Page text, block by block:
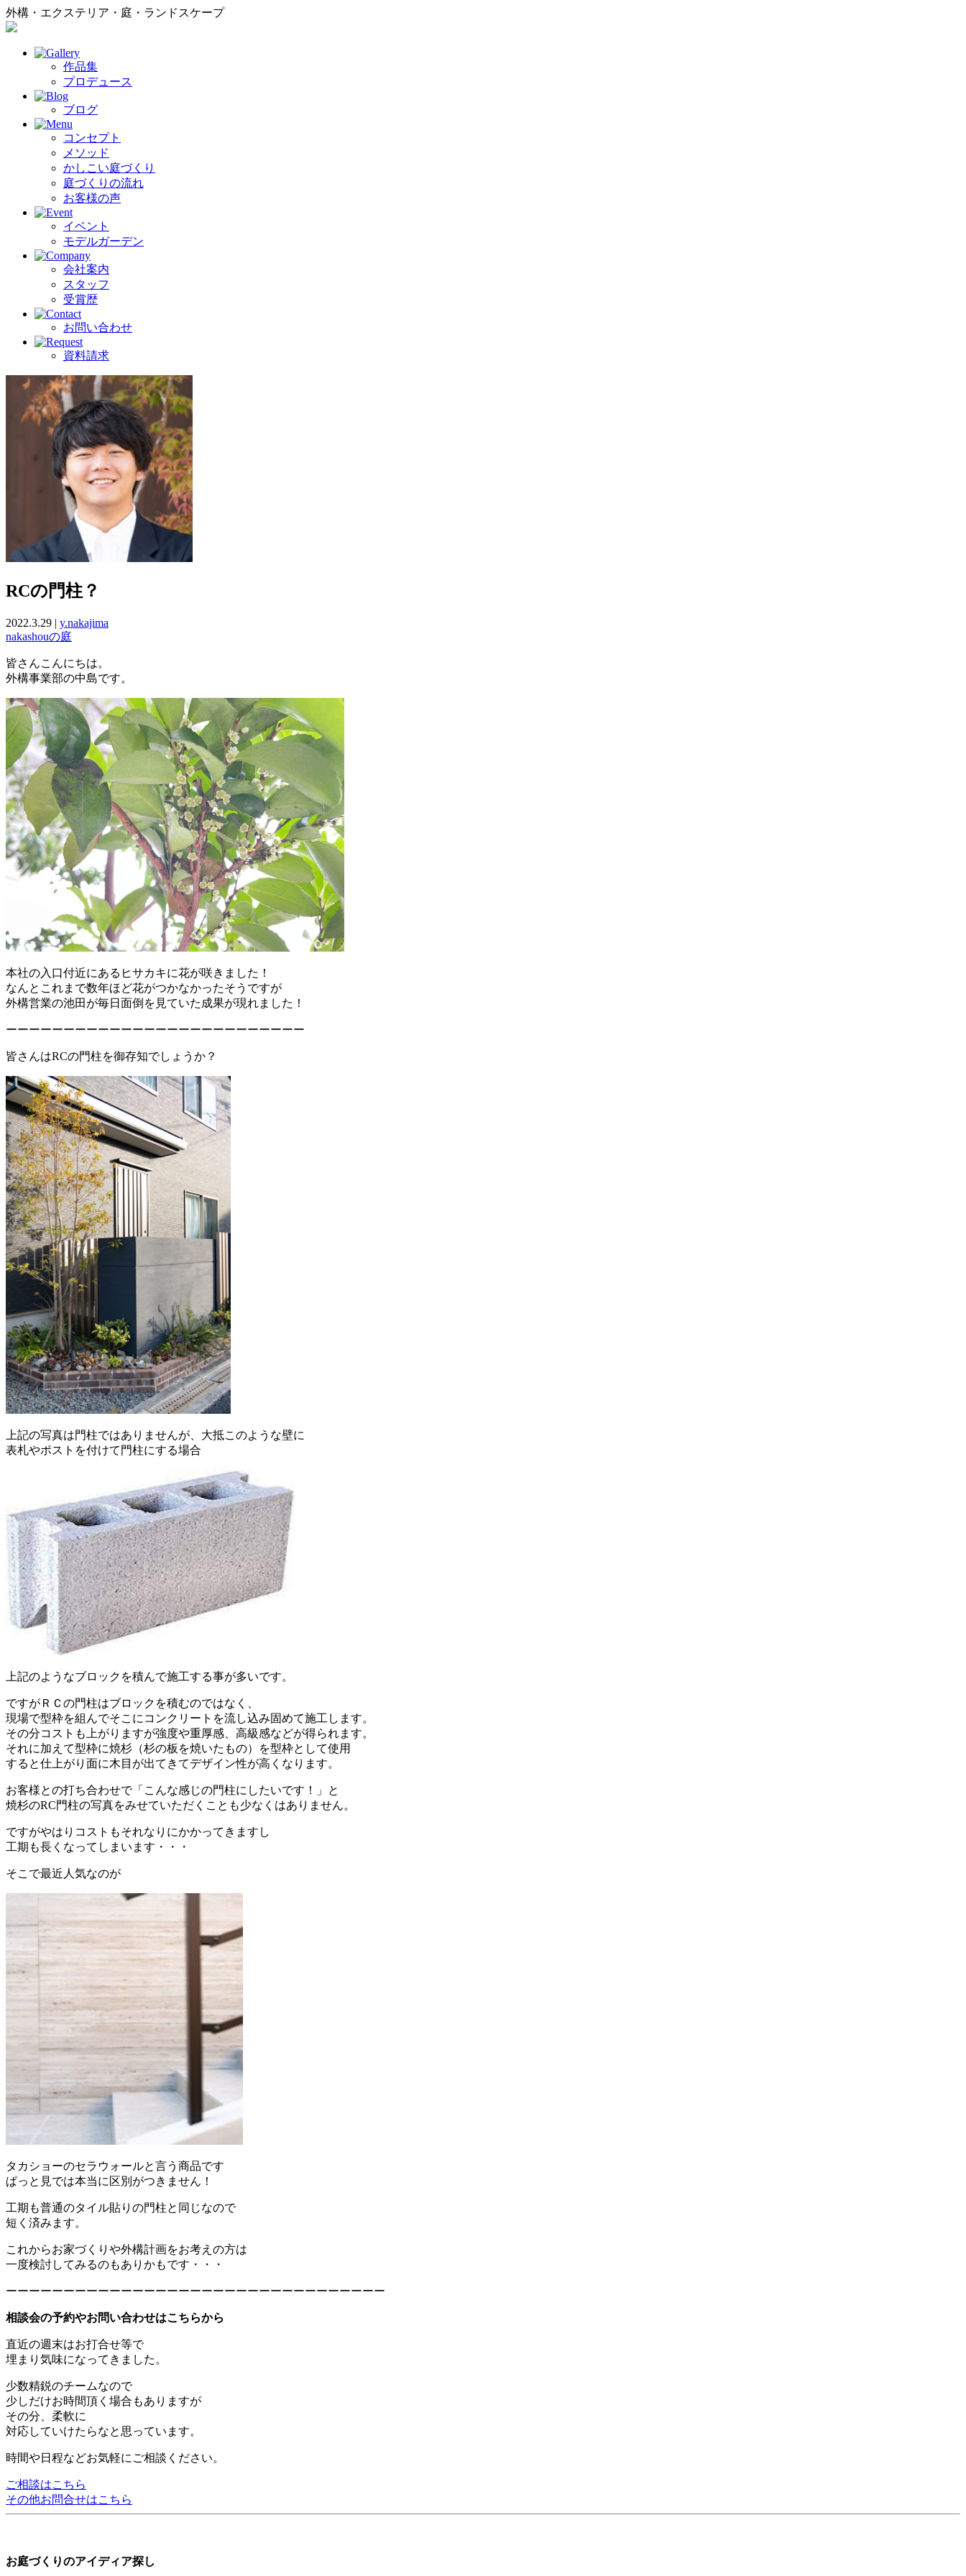
外構・エクステリア・庭・ランドスケープ
作品集
プロデュース
ブログ
コンセプト
メソッド
かしこい庭づくり
庭づくりの流れ
お客様の声
イベント
モデルガーデン
会社案内
スタッフ
受賞歴
お問い合わせ
資料請求
RCの門柱？
2022.3.29 | y.nakajima
nakashouの庭
皆さんこんにちは。
外構事業部の中島です。
本社の入口付近にあるヒサカキに花が咲きました！
なんとこれまで数年ほど花がつかなかったそうですが
外構営業の池田が毎日面倒を見ていた成果が現れました！
ーーーーーーーーーーーーーーーーーーーーーーーーーー
皆さんはRCの門柱を御存知でしょうか？
上記の写真は門柱ではありませんが、大抵このような壁に
表札やポストを付けて門柱にする場合
上記のようなブロックを積んで施工する事が多いです。
ですがＲＣの門柱はブロックを積むのではなく、
現場で型枠を組んでそこにコンクリートを流し込み固めて施工します。
その分コストも上がりますが強度や重厚感、高級感などが得られます。
それに加えて型枠に焼杉（杉の板を焼いたもの）を型枠として使用
すると仕上がり面に木目が出てきてデザイン性が高くなります。
お客様との打ち合わせで「こんな感じの門柱にしたいです！」と
焼杉のRC門柱の写真をみせていただくことも少なくはありません。
ですがやはりコストもそれなりにかかってきますし
工期も長くなってしまいます・・・
そこで最近人気なのが
タカショーのセラウォールと言う商品です
ぱっと見では本当に区別がつきません！
工期も普通のタイル貼りの門柱と同じなので
短く済みます。
これからお家づくりや外構計画をお考えの方は
一度検討してみるのもありかもです・・・
ーーーーーーーーーーーーーーーーーーーーーーーーーーーーーーーーー
相談会の予約やお問い合わせはこちらから
直近の週末はお打合せ等で
埋まり気味になってきました。
少数精鋭のチームなので
少しだけお時間頂く場合もありますが
その分、柔軟に
対応していけたらなと思っています。
時間や日程などお気軽にご相談ください。
ご相談はこちら
その他お問合せはこちら
お庭づくりのアイディア探し